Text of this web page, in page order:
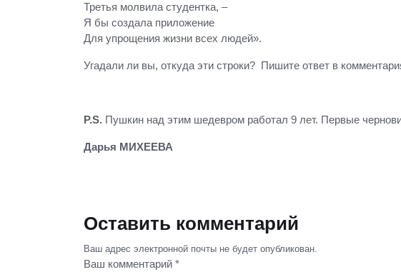
Третья молвила студентка, –
Я бы создала приложение
Для упрощения жизни всех людей».
Угадали ли вы, откуда эти строки? Пишите ответ в
P.S. Пушкин над этим шедевром работал 9 лет. Первые
Дарья МИХЕЕВА
Оставить комментарий
Ваш адрес электронной почты не будет опубликован.
Ваш комментарий *